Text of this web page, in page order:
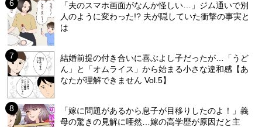
「夫のスマホ画面がなんか怪しい…」ジム通いで別
人のように変わった!? 夫が隠していた衝撃の事実と
は
結婚前提の付き合いに喜ぶよし子だったが…「うど
ん」と「オムライス」から始まる小さな違和感【あ
なたが理解できません Vol.5】
「嫁に問題があるから息子が目移りしたのよ！」義
母の驚きの見解に唖然…嫁の高学歴が原因だと主